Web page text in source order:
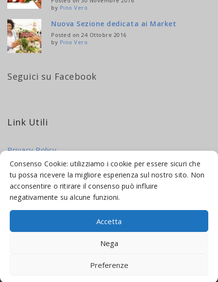
Consenso Cookie: utilizziamo i cookie per essere sicuri che
tu possa ricevere la migliore esperienza sul nostro sito. Non
acconsentire o ritirare il consenso può influire
negativamente su alcune funzioni.
Accetta
Nega
Preferenze
by Pino Vero
Nuova Sezione dedicata ai Market
Posted on 24 Ottobre 2016
by Pino Vero
Seguici su Facebook
Link Utili
Privacy Policy
Cookie Policy
MADE WEB SOLUTIONS